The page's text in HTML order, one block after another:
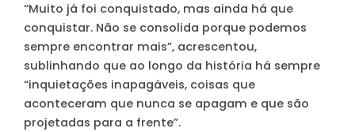
“Muito já foi conquistado, mas ainda há que
conquistar. Não se consolida porque podemos
sempre encontrar mais”, acrescentou,
sublinhando que ao longo da história há sempre
“inquietações inapagáveis, coisas que
aconteceram que nunca se apagam e que são
projetadas para a frente”.